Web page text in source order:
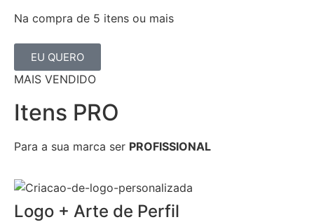
Na compra de 5 itens ou mais
EU QUERO
MAIS VENDIDO
Itens PRO
Para a sua marca ser PROFISSIONAL
Logo + Arte de Perfil